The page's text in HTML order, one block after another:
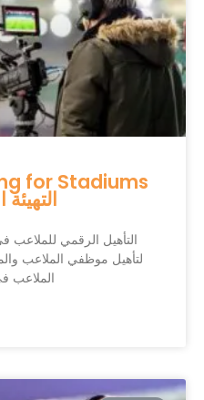
for Stadiums
-
التأهيل الرقمي
لتأهيل موظفي الملاعب
الملاعب